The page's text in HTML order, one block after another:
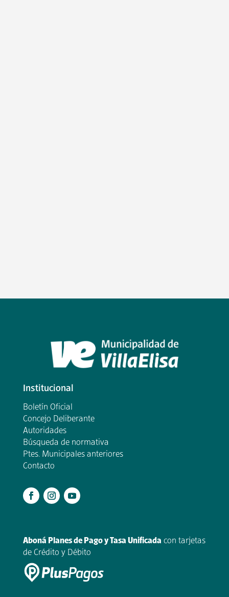
Institucional
Boletín Oficial
Concejo Deliberante
Autoridades
Búsqueda de normativa
Ptes. Municipales anteriores
Contacto
Aboná Planes de Pago y Tasa Unificada con tarjetas
de Crédito y Débito